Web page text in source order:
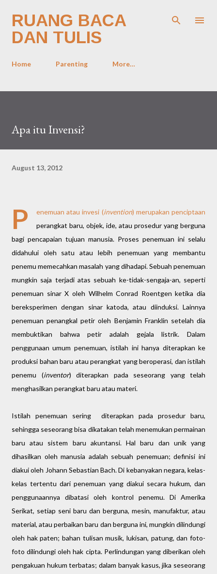
RUANG BACA
DAN TULIS
Home Parenting More…
Apa itu Invensi?
August 13, 2012
P enemuan atau invesi (invention) merupakan penciptaan
perangkat baru, objek, ide, atau prosedur yang berguna
bagi pencapaian tujuan manusia. Proses penemuan ini selalu
didahului oleh satu atau lebih penemuan yang membantu
penemu memecahkan masalah yang dihadapi. Sebuah penemuan
mungkin saja terjadi atas sebuah ke-tidak-sengaja-an, seperti
penemuan sinar X oleh Wilhelm Conrad Roentgen ketika dia
bereksperimen dengan sinar katoda, atau diinduksi. Lainnya
penemuan penangkal petir oleh Benjamin Franklin setelah dia
membuktikan bahwa petir adalah gejala listrik. Dalam
penggunaan umum penemuan, istilah ini hanya diterapkan ke
produksi bahan baru atau perangkat yang beroperasi, dan istilah
penemu (inventor) diterapkan pada seseorang yang telah
menghasilkan perangkat baru atau materi.
Istilah penemuan sering diterapkan pada prosedur baru,
sehingga seseorang bisa dikatakan telah menemukan permainan
baru atau sistem baru akuntansi. Hal baru dan unik yang
dihasilkan oleh manusia adalah sebuah penemuan; definisi ini
diakui oleh Johann Sebastian Bach. Di kebanyakan negara, kelas-
kelas tertentu dari penemuan yang diakui secara hukum, dan
penggunaannya dibatasi oleh kontrol penemu. Di Amerika
Serikat, setiap seni baru dan berguna, mesin, manufaktur, atau
material, atau perbaikan baru dan berguna ini, mungkin dilindungi
oleh hak paten; bahan tulisan musik, lukisan, patung, dan foto-
foto dilindungi oleh hak cipta. Perlindungan yang diberikan oleh
pengakuan hukum terbatas; dalam banyak kasus, jika seseorang